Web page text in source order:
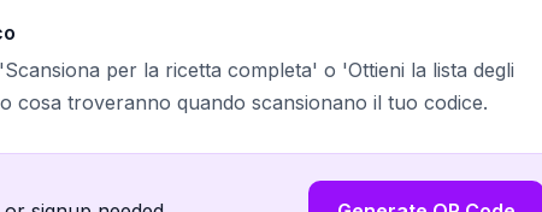
per la ricetta completa' o 'Ottieni la lista degli
cosa troveranno quando scansionano il tuo codice.